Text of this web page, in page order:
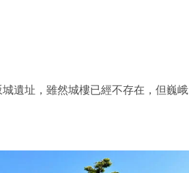
遺址，雖然城樓已經不存在，但巍峨